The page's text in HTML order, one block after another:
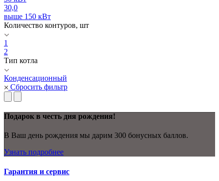
30,0
выше 150 кВт
Количество контуров, шт
1
2
Тип котла
Конденсационный
Сбросить фильтр
Подарок в честь дня рождения!
В Ваш день рождения мы дарим 300 бонусных баллов.
Узнать подробнее
Гарантия и сервис